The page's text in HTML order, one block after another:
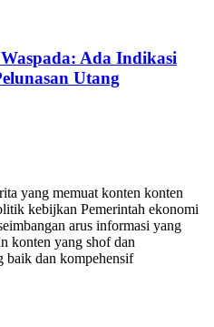
Ada Indikasi
Utang
yang memuat konten konten
kebijkan Pemerintah ekonomi
arus informasi yang
konten yang shof dan
baik dan kompehensif